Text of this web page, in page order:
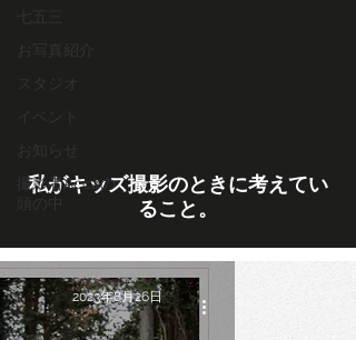
撮影者Accaの
私がキッズ撮影のときに考えてい
ること。
2023年8月26日